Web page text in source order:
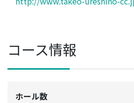
コース情報
ホール数